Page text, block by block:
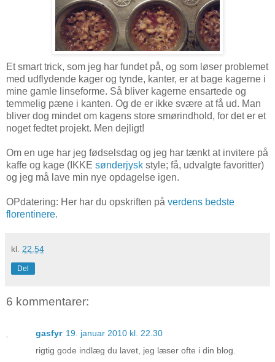
Et smart trick, som jeg har fundet på, og som løser problemet
med udflydende kager og tynde, kanter, er at bage kagerne i
mine gamle linseforme. Så bliver kagerne ensartede og
temmelig pæne i kanten. Og de er ikke svære at få ud. Man
bliver dog mindet om kagens store smørindhold, for det er et
noget fedtet projekt. Men dejligt!
Om en uge har jeg fødselsdag og jeg har tænkt at invitere på
kaffe og kage (IKKE sønderjysk style; få, udvalgte favoritter)
og jeg må lave min nye opdagelse igen.
OPdatering: Her har du opskriften på verdens bedste
florentinere.
kl. 22.54
Del
6 kommentarer:
gasfyr 19. januar 2010 kl. 22.30
rigtig gode indlæg du lavet, jeg læser ofte i din blog.